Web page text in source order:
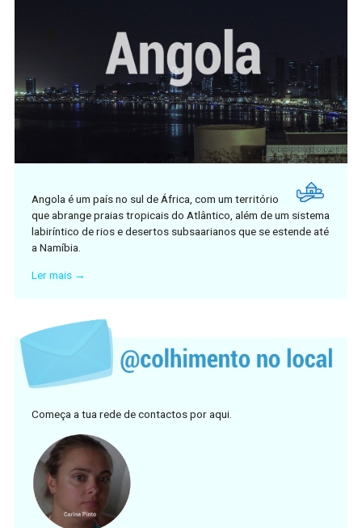
Angola é um país no sul de África, com um território
que abrange praias tropicais do Atlântico, além de um sistema
labiríntico de rios e desertos subsaarianos que se estende até
a Namíbia.
Ler mais →
Começa a tua rede de contactos por aqui.